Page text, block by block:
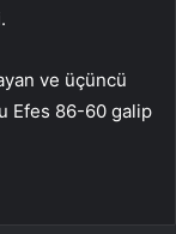
ve üçüncü
Efes 86-60 galip